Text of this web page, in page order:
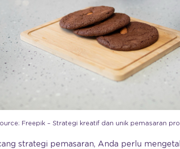
Freepik – Strategi kreatif dan unik pemasaran
strategi pemasaran, Anda perlu